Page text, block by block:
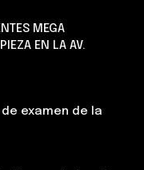
MEGA
EN LA AV.
examen de la